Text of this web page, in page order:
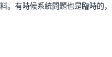
。有時候系統問題也是臨時的